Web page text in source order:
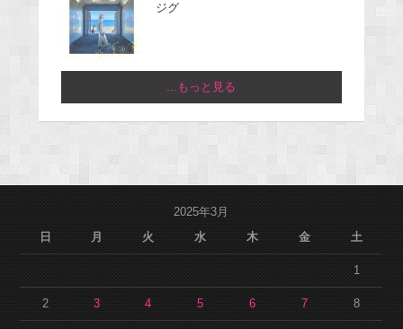
ジグ
...もっと見る
2025年3月
日
月 火 水 木 金 土
1
2 3 4 5 6 7 8